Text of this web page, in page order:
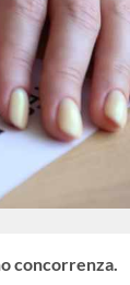
concorrenza.